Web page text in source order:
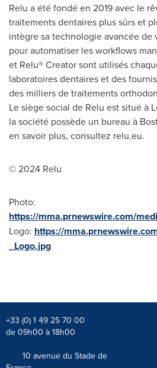
Relu a été fondé en 2019 avec le
traitements dentaires plus sûrs et
intègre sa technologie avancée
pour automatiser les workflows
et Relu® Creator sont utilisés
laboratoires dentaires et des
des milliers de traitements
Le siège social de Relu est situé à
la société possède un bureau à
en savoir plus, consultez relu.eu.
© 2024 Relu
Photo:
https://mma.prnewswire.com/
Logo: https://
_Logo.jpg
+33 (0) 1 49 25 70 00
de 09h00 à 18h00
10 avenue du Stade de